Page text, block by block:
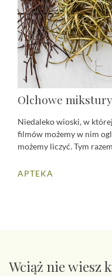
Olchowe mikstury
Niedaleko wioski, w
filmów możemy w nim
możemy liczyć. Tym
APTEKA
Wciąż nie wiesz